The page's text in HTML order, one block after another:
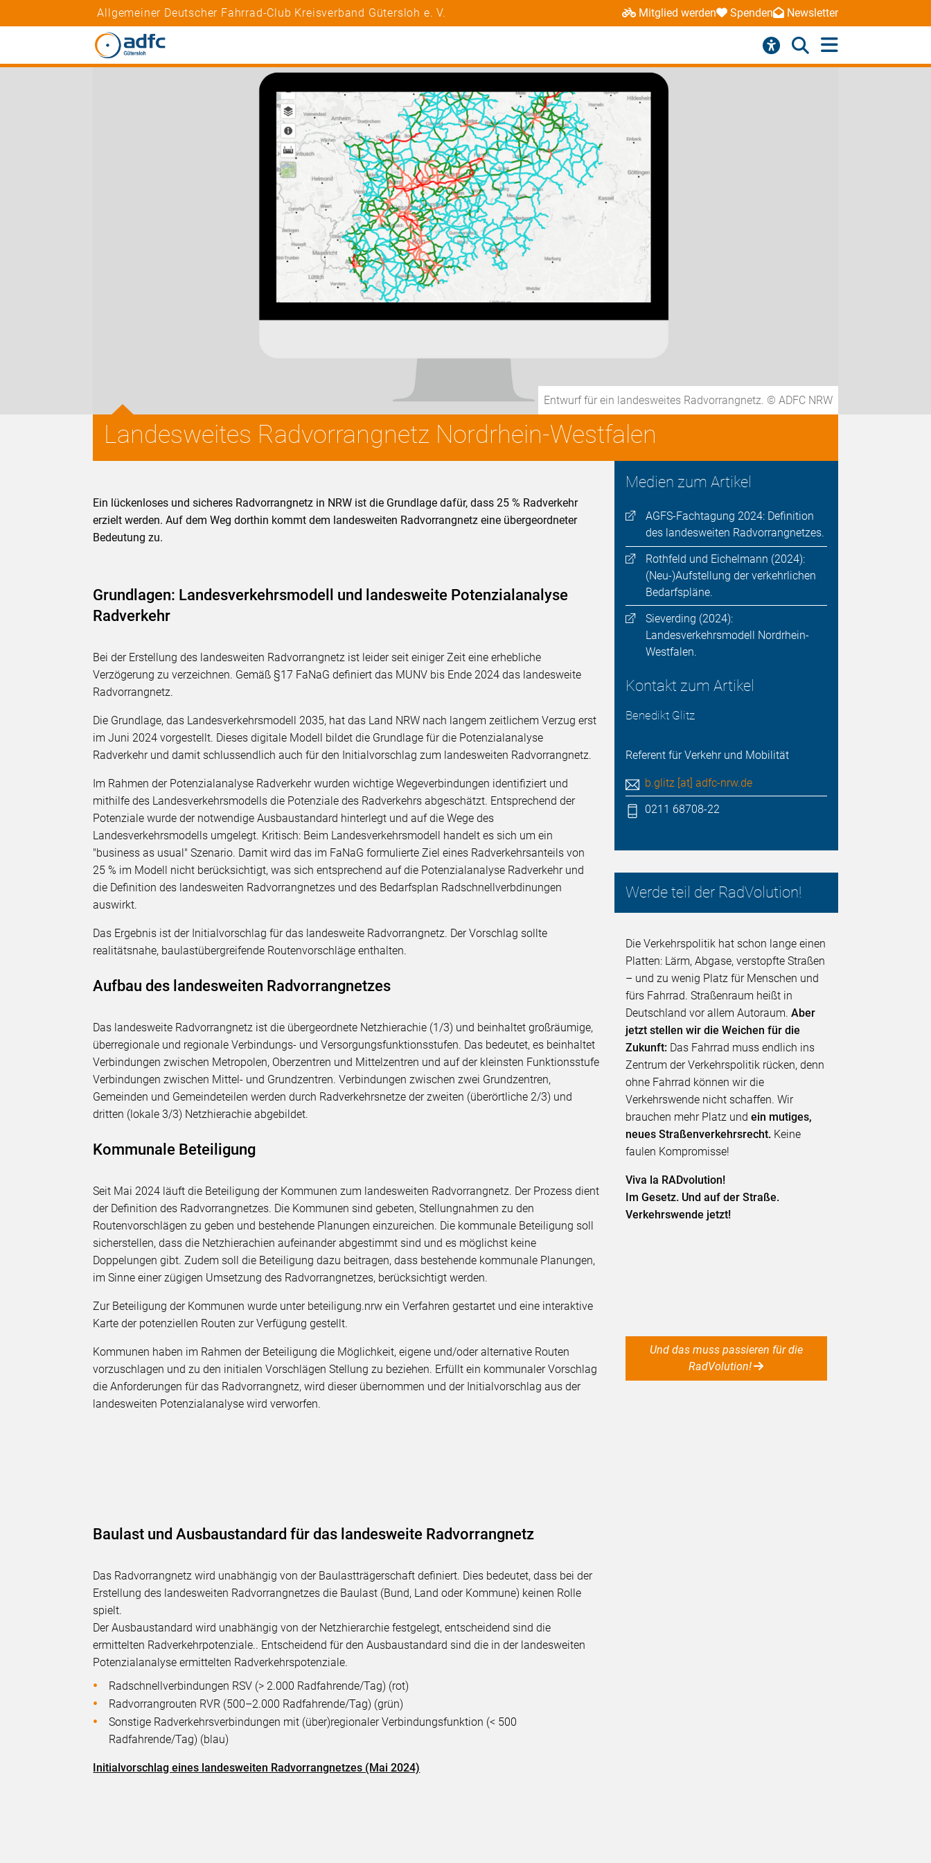
Allgemeiner Deutscher Fahrrad-Club Kreisverband Gütersloh e. V. Mitglied werden Spenden Newsletter
Entwurf für ein landesweites Radvorrangnetz. © ADFC NRW
Landesweites Radvorrangnetz Nordrhein-Westfalen
Medien zum Artikel
AGFS-Fachtagung 2024: Definition
des landesweiten Radvorrangnetzes.
Rothfeld und Eichelmann (2024):
(Neu-)Aufstellung der verkehrlichen
Bedarfspläne.
Sieverding (2024):
Landesverkehrsmodell Nordrhein-
Westfalen.
Kontakt zum Artikel
Benedikt Glitz
Referent für Verkehr und Mobilität
b.glitz [at] adfc-nrw.de
0211 68708-22
Werde teil der RadVolution!
Die Verkehrspolitik hat schon lange einen
Platten: Lärm, Abgase, verstopfte Straßen
– und zu wenig Platz für Menschen und
fürs Fahrrad. Straßenraum heißt in
Deutschland vor allem Autoraum.Aber
jetzt stellen wir die Weichen für die
Zukunft: Das Fahrrad muss endlich ins
Zentrum der Verkehrspolitik rücken, denn
ohne Fahrrad können wir die
Verkehrswende nicht schaffen. Wir
brauchen mehr Platz undein mutiges,
neues Straßenverkehrsrecht. Keine
faulen Kompromisse!
Viva la RADvolution!
Im Gesetz. Und auf der Straße.
Verkehrswende jetzt!
Und das muss passieren für die
RadVolution!
Ein lückenloses und sicheres Radvorrangnetz in NRW ist die Grundlage dafür, dass 25 % Radverkehr
erzielt werden. Auf dem Weg dorthin kommt dem landesweiten Radvorrangnetz eine übergeordneter
Bedeutung zu.
Grundlagen: Landesverkehrsmodell und landesweite Potenzialanalyse
Radverkehr
Bei der Erstellung des landesweiten Radvorrangnetz ist leider seit einiger Zeit eine erhebliche
Verzögerung zu verzeichnen. Gemäß §17 FaNaG definiert das MUNV bis Ende 2024 das landesweite
Radvorrangnetz.
Die Grundlage, das Landesverkehrsmodell 2035, hat das Land NRW nach langem zeitlichem Verzug erst
im Juni 2024 vorgestellt. Dieses digitale Modell bildet die Grundlage für die Potenzialanalyse
Radverkehr und damit schlussendlich auch für den Initialvorschlag zum landesweiten Radvorrangnetz.
Im Rahmen der Potenzialanalyse Radverkehr wurden wichtige Wegeverbindungen identifiziert und
mithilfe des Landesverkehrsmodells die Potenziale des Radverkehrs abgeschätzt. Entsprechend der
Potenziale wurde der notwendige Ausbaustandard hinterlegt und auf die Wege des
Landesverkehrsmodells umgelegt. Kritisch: Beim Landesverkehrsmodell handelt es sich um ein
"business as usual" Szenario. Damit wird das im FaNaG formulierte Ziel eines Radverkehrsanteils von
25 % im Modell nicht berücksichtigt, was sich entsprechend auf die Potenzialanalyse Radverkehr und
die Definition des landesweiten Radvorrangnetzes und des Bedarfsplan Radschnellverbdinungen
auswirkt.
Das Ergebnis ist der Initialvorschlag für das landesweite Radvorrangnetz. Der Vorschlag sollte
realitätsnahe, baulastübergreifende Routenvorschläge enthalten.
Aufbau des landesweiten Radvorrangnetzes
Das landesweite Radvorrangnetz ist die übergeordnete Netzhierachie (1/3) und beinhaltet großräumige,
überregionale und regionale Verbindungs- und Versorgungsfunktionsstufen. Das bedeutet, es beinhaltet
Verbindungen zwischen Metropolen, Oberzentren und Mittelzentren und auf der kleinsten Funktionsstufe
Verbindungen zwischen Mittel- und Grundzentren. Verbindungen zwischen zwei Grundzentren,
Gemeinden und Gemeindeteilen werden durch Radverkehrsnetze der zweiten (überörtliche 2/3) und
dritten (lokale 3/3) Netzhierachie abgebildet.
Kommunale Beteiligung
Seit Mai 2024 läuft die Beteiligung der Kommunen zum landesweiten Radvorrangnetz. Der Prozess dient
der Definition des Radvorrangnetzes. Die Kommunen sind gebeten, Stellungnahmen zu den
Routenvorschlägen zu geben und bestehende Planungen einzureichen. Die kommunale Beteiligung soll
sicherstellen, dass die Netzhierachien aufeinander abgestimmt sind und es möglichst keine
Doppelungen gibt. Zudem soll die Beteiligung dazu beitragen, dass bestehende kommunale Planungen,
im Sinne einer zügigen Umsetzung des Radvorrangnetzes, berücksichtigt werden.
Zur Beteiligung der Kommunen wurde unter beteiligung.nrw ein Verfahren gestartet und eine interaktive
Karte der potenziellen Routen zur Verfügung gestellt.
Kommunen haben im Rahmen der Beteiligung die Möglichkeit, eigene und/oder alternative Routen
vorzuschlagen und zu den initialen Vorschlägen Stellung zu beziehen. Erfüllt ein kommunaler Vorschlag
die Anforderungen für das Radvorrangnetz, wird dieser übernommen und der Initialvorschlag aus der
landesweiten Potenzialanalyse wird verworfen.
Baulast und Ausbaustandard für das landesweite Radvorrangnetz
Das Radvorrangnetz wird unabhängig von der Baulastträgerschaft definiert. Dies bedeutet, dass bei der
Erstellung des landesweiten Radvorrangnetzes die Baulast (Bund, Land oder Kommune) keinen Rolle
spielt.
Der Ausbaustandard wird unabhängig von der Netzhierarchie festgelegt, entscheidend sind die
ermittelten Radverkehrpotenziale.. Entscheidend für den Ausbaustandard sind die in der landesweiten
Potenzialanalyse ermittelten Radverkehrspotenziale.
Radschnellverbindungen RSV (> 2.000 Radfahrende/Tag) (rot)
Radvorrangrouten RVR (500–2.000 Radfahrende/Tag) (grün)
Sonstige Radverkehrsverbindungen mit (über)regionaler Verbindungsfunktion (< 500
Radfahrende/Tag) (blau)
Initialvorschlag eines landesweiten Radvorrangnetzes (Mai 2024)